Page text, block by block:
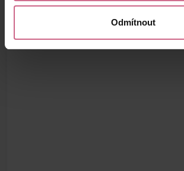
Odmítnout